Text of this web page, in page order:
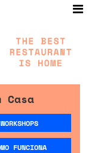
Casa
WORKSHOPS
FUNCIONA